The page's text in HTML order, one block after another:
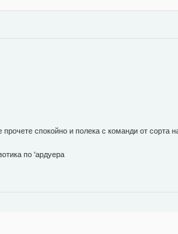
спокойно и полека с команди от сорта
по 'ардуера